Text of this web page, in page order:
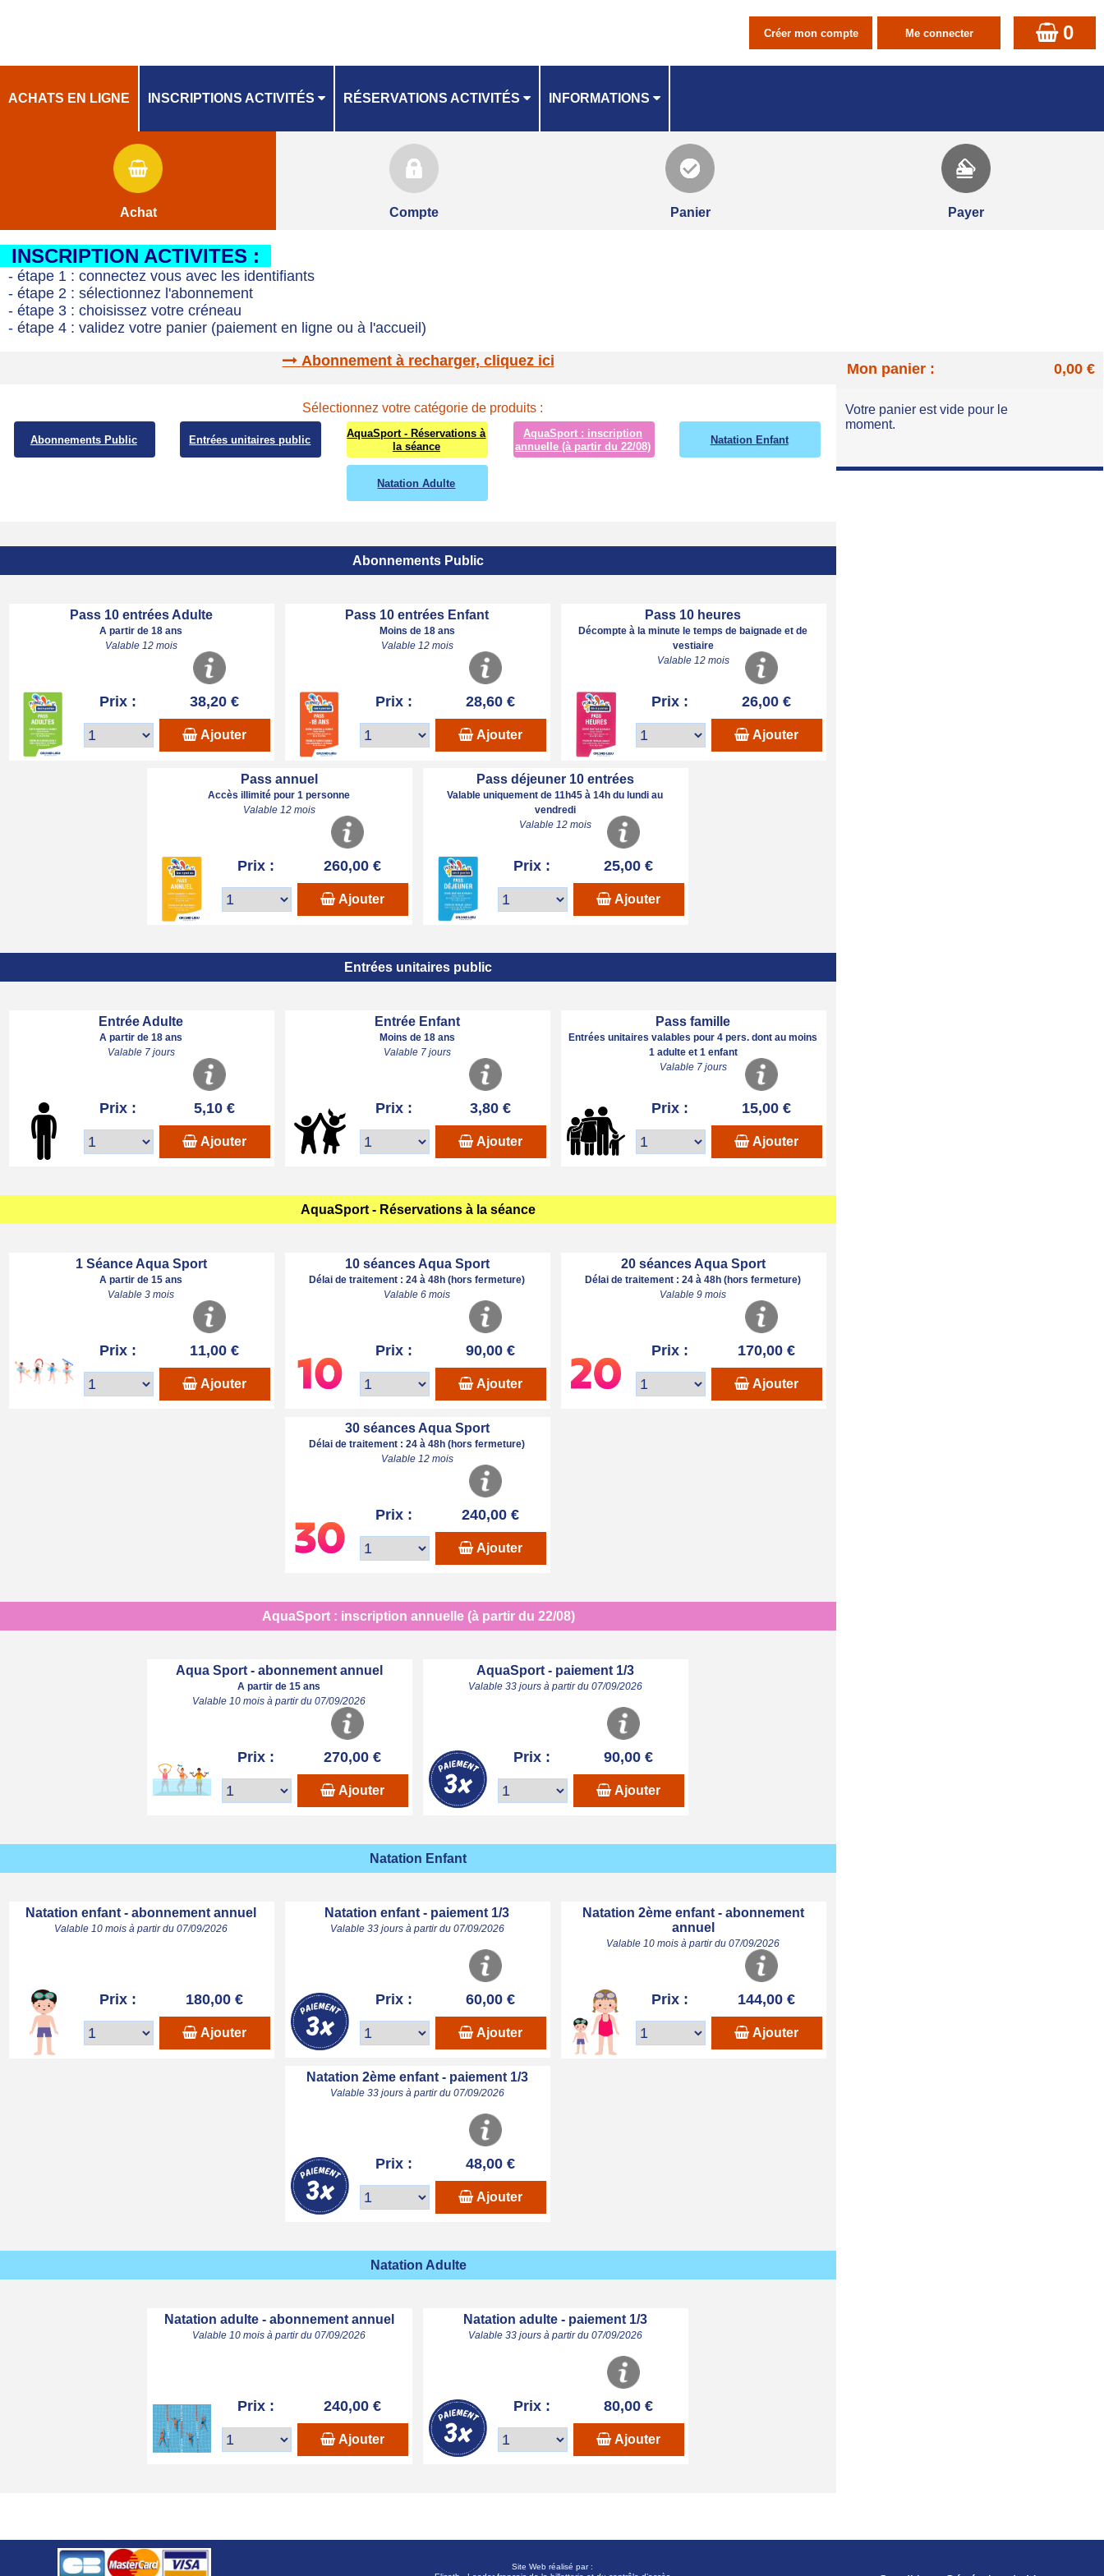
0
ACHATS EN LIGNE INSCRIPTIONS ACTIVITÉS
PLANNING
RÉSERVATIONS ACTIVITÉS
PLANNING
INFORMATIONS
GRAND LIEU COMMUNAUTÉ
NOTICE INSCRIPTIONS
Achat Compte Panier Payer
INSCRIPTION ACTIVITES :
- étape 1 : connectez vous avec les identifiants
- étape 2 : sélectionnez l'abonnement
- étape 3 : choisissez votre créneau
- étape 4 : validez votre panier (paiement en ligne ou à l'accueil)
Abonnement à recharger, cliquez ici
Sélectionnez votre catégorie de produits :
Abonnements Public Entrées unitaires public
AquaSport - Réservations à
la séance
AquaSport : inscription
annuelle (à partir du 22/08)
Natation Enfant
Natation Adulte
Abonnements Public
Pass 10 entrées Adulte
A partir de 18 ans
Valable 12 mois
Prix : 38,20 €
Ajouter
Pass 10 entrées Enfant
Moins de 18 ans
Valable 12 mois
Prix : 28,60 €
Ajouter
Pass 10 heures
Décompte à la minute le temps de baignade et de
vestiaire
Valable 12 mois
Prix : 26,00 €
Ajouter
Pass annuel
Accès illimité pour 1 personne
Valable 12 mois
Prix : 260,00 €
Ajouter
Pass déjeuner 10 entrées
Valable uniquement de 11h45 à 14h du lundi au
vendredi
Valable 12 mois
Prix : 25,00 €
Ajouter
Entrées unitaires public
Entrée Adulte
A partir de 18 ans
Valable 7 jours
Prix : 5,10 €
Ajouter
Entrée Enfant
Moins de 18 ans
Valable 7 jours
Prix : 3,80 €
Ajouter
Pass famille
Entrées unitaires valables pour 4 pers. dont au moins
1 adulte et 1 enfant
Valable 7 jours
Prix : 15,00 €
Ajouter
AquaSport - Réservations à la séance
1 Séance Aqua Sport
A partir de 15 ans
Valable 3 mois
Prix : 11,00 €
Ajouter
10 séances Aqua Sport
Délai de traitement : 24 à 48h (hors fermeture)
Valable 6 mois
Prix : 90,00 €
Ajouter
20 séances Aqua Sport
Délai de traitement : 24 à 48h (hors fermeture)
Valable 9 mois
Prix : 170,00 €
Ajouter
30 séances Aqua Sport
Délai de traitement : 24 à 48h (hors fermeture)
Valable 12 mois
Prix : 240,00 €
Ajouter
AquaSport : inscription annuelle (à partir du 22/08)
Aqua Sport - abonnement annuel
A partir de 15 ans
Valable 10 mois à partir du 07/09/2026
Prix : 270,00 €
Ajouter
AquaSport - paiement 1/3
Valable 33 jours à partir du 07/09/2026
Prix : 90,00 €
Ajouter
Natation Enfant
Natation enfant - abonnement annuel
Valable 10 mois à partir du 07/09/2026
Prix : 180,00 €
Ajouter
Natation enfant - paiement 1/3
Valable 33 jours à partir du 07/09/2026
Prix : 60,00 €
Ajouter
Natation 2ème enfant - abonnement
annuel
Valable 10 mois à partir du 07/09/2026
Prix : 144,00 €
Ajouter
Natation 2ème enfant - paiement 1/3
Valable 33 jours à partir du 07/09/2026
Prix : 48,00 €
Ajouter
Natation Adulte
Natation adulte - abonnement annuel
Valable 10 mois à partir du 07/09/2026
Prix : 240,00 €
Ajouter
Natation adulte - paiement 1/3
Valable 33 jours à partir du 07/09/2026
Prix : 80,00 €
Ajouter
Mon panier : 0,00 €
Votre panier est vide pour le
moment.
Site Web réalisé par :